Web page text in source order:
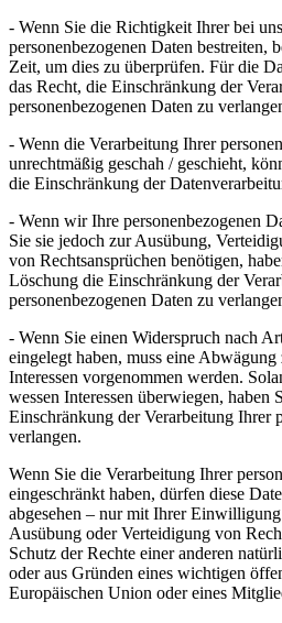
- Wenn Sie die Richtigkeit Ihrer bei
personenbezogenen Daten bestreiten,
Zeit, um dies zu überprüfen. Für die
das Recht, die Einschränkung der
personenbezogenen Daten zu
- Wenn die Verarbeitung Ihrer
unrechtmäßig geschah / geschieht,
die Einschränkung der
- Wenn wir Ihre personenbezogenen
Sie sie jedoch zur Ausübung,
von Rechtsansprüchen benötigen,
Löschung die Einschränkung der
personenbezogenen Daten zu
- Wenn Sie einen Widerspruch nach
eingelegt haben, muss eine
Interessen vorgenommen werden.
wessen Interessen überwiegen, haben
Einschränkung der Verarbeitung Ihrer
verlangen.
Wenn Sie die Verarbeitung Ihrer
eingeschränkt haben, dürfen diese
abgesehen – nur mit Ihrer
Ausübung oder Verteidigung von
Schutz der Rechte einer anderen
oder aus Gründen eines wichtigen
Europäischen Union oder eines